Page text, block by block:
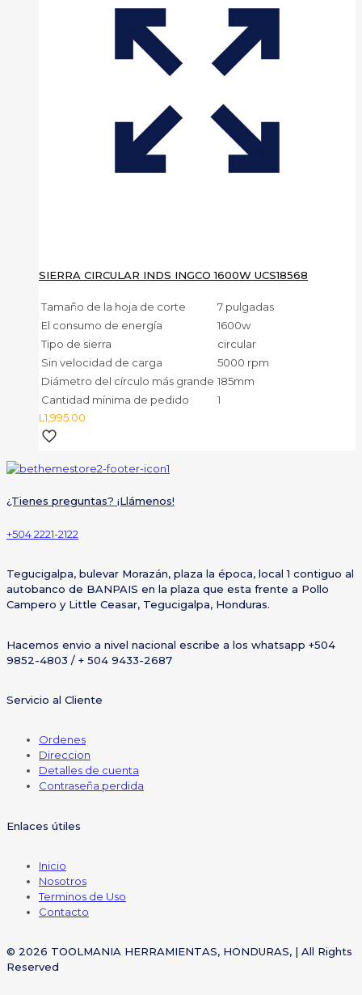
SIERRA CIRCULAR INDS INGCO 1600W UCS18568
Tamaño de la hoja de corte
7 pulgadas
El consumo de energía
1600w
Tipo de sierra
circular
Sin velocidad de carga
5000 rpm
Diámetro del círculo más grande 185mm
Cantidad mínima de pedido
1
L1,995.00
¿Tienes preguntas? ¡Llámenos!
+504 2221-2122
Tegucigalpa, bulevar Morazán, plaza la época, local 1 contiguo al
autobanco de BANPAIS en la plaza que esta frente a Pollo
Campero y Little Ceasar, Tegucigalpa, Honduras.
Hacemos envio a nivel nacional escribe a los whatsapp +504
9852-4803 / + 504 9433-2687
Servicio al Cliente
Ordenes
Direccion
Detalles de cuenta
Contraseña perdida
Enlaces útiles
Inicio
Nosotros
Terminos de Uso
Contacto
© 2026 TOOLMANIA HERRAMIENTAS, HONDURAS, | All Rights
Reserved